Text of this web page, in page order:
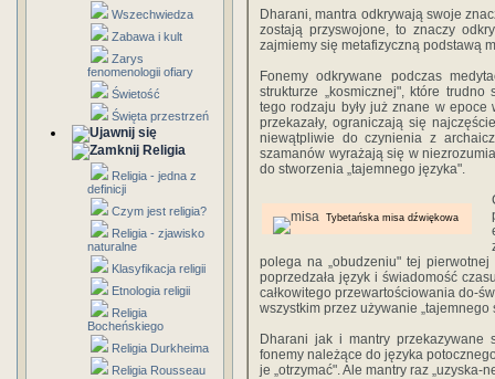
Wszechwiedza
Zabawa i kult
Zarys
fenomenologii ofiary
Świetość
Święta przestrzeń
Religia
Religia - jedna z
definicji
Czym jest religia?
Religia - zjawisko
naturalne
Klasyfikacja religii
Etnologia religii
Religia
Bocheńskiego
Religia Durkheima
Religia Rousseau
Dharani, mantra odkrywają swoje
zostają przyswojone, to znaczy
zajmiemy się metafizyczną podstawą
Fonemy odkrywane podczas
strukturze „kosmicznej", które
tego rodzaju były już znane w
przekazały, ograniczają się
niewątpliwie do czynienia z
szamanów wyrażają się w
do stworzenia „tajemnego języka".
Tybetańska misa dźwiękowa
polega na „obudzeniu" tej
poprzedzała język i świadomość
całkowitego przewartościowania do-
wszystkim przez używanie „tajemnego
Dharani jak i mantry przekazywane
fonemy należące do języka
je „otrzymać". Ale mantry raz